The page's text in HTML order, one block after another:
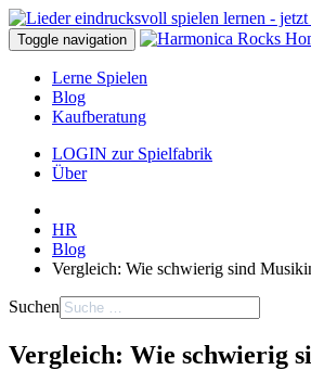
Toggle navigation
Lerne Spielen
Blog
Kaufberatung
LOGIN zur Spielfabrik
Über
HR
Blog
Vergleich: Wie schwierig sind
Suchen
Vergleich: Wie schwierig